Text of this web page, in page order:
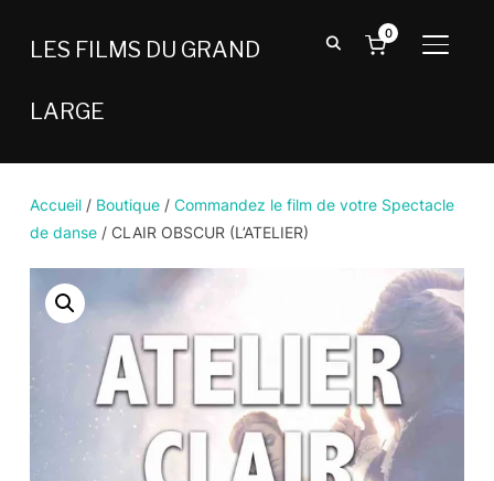
LES FILMS DU GRAND
LARGE
0
Accueil/ Boutique/ Commandez le film de votre Spectacle
de danse/ CLAIR OBSCUR (L’ATELIER)